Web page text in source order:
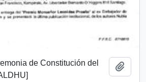
de Constitución del